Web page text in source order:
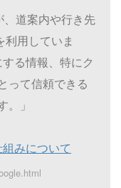
、道案内や行き先
用していま
る情報、特にク
って信頼できる
。」
みについて